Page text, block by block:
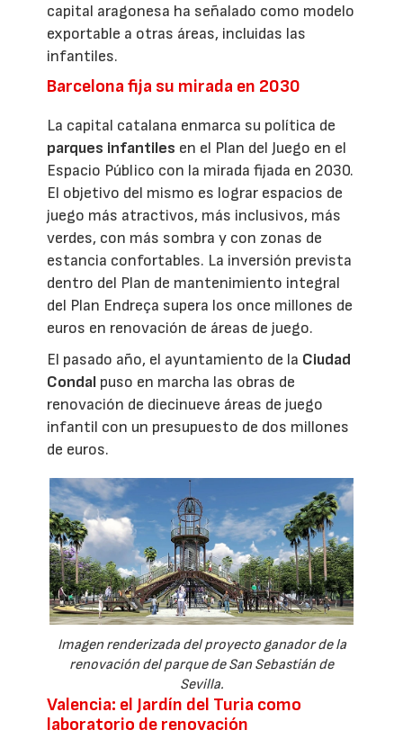
capital aragonesa ha señalado como modelo
exportable a otras áreas, incluidas las
infantiles.
Barcelona fija su mirada en 2030
La capital catalana enmarca su política de
parques infantiles en el Plan del Juego en el
Espacio Público con la mirada fijada en 2030.
El objetivo del mismo es lograr espacios de
juego más atractivos, más inclusivos, más
verdes, con más sombra y con zonas de
estancia confortables. La inversión prevista
dentro del Plan de mantenimiento integral
del Plan Endreça supera los once millones de
euros en renovación de áreas de juego.
El pasado año, el ayuntamiento de la Ciudad
Condal puso en marcha las obras de
renovación de diecinueve áreas de juego
infantil con un presupuesto de dos millones
de euros.
Imagen renderizada del proyecto ganador de la
renovación del parque de San Sebastián de
Sevilla.
Valencia: el Jardín del Turia como
laboratorio de renovación